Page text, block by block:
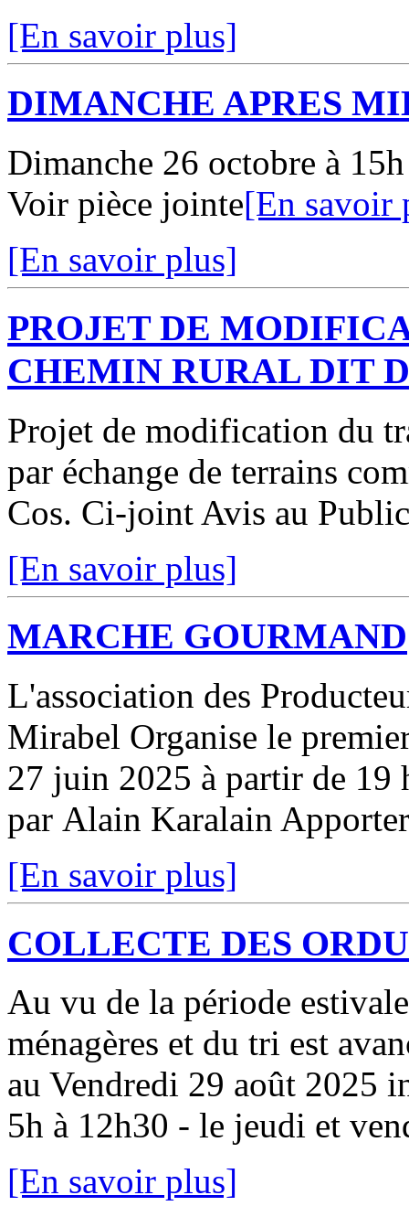
[En savoir plus]
DIMANCHE APRES
Dimanche 26 octobre à
Voir pièce jointe[En savoir
[En savoir plus]
PROJET DE
CHEMIN RURAL DIT
Projet de modification du
par échange de terrains
Cos. Ci-joint Avis au Public
[En savoir plus]
MARCHE GOURMAND
L'association des
Mirabel Organise le
27 juin 2025 à partir de 19
par Alain Karalain
[En savoir plus]
COLLECTE DES
Au vu de la période
ménagères et du tri est
au Vendredi 29 août 2025
5h à 12h30 - le jeudi et
[En savoir plus]